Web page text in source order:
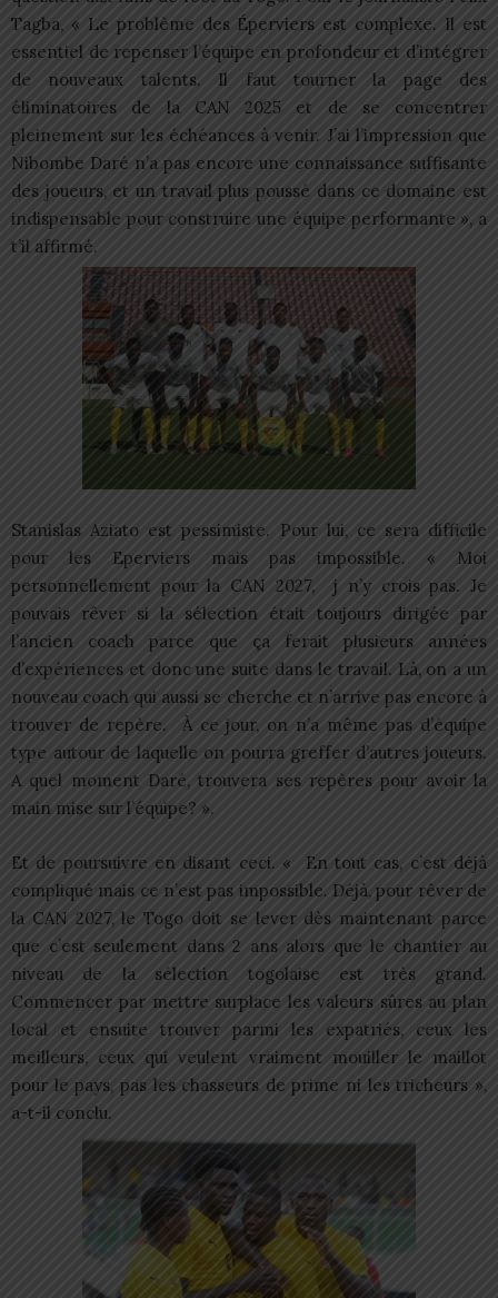
Tagba, « Le problème des Éperviers est complexe. Il est
essentiel de repenser l’équipe en profondeur et d’intégrer
de nouveaux talents. Il faut tourner la page des
éliminatoires de la CAN 2025 et de se concentrer
pleinement sur les échéances à venir. J’ai l’impression que
Nibombe Daré n’a pas encore une connaissance suffisante
des joueurs, et un travail plus poussé dans ce domaine est
indispensable pour construire une équipe performante », a
t’il affirmé.
Stanislas Aziato est pessimiste. Pour lui, ce sera difficile
pour les Eperviers mais pas impossible. « Moi
personnellement pour la CAN 2027, j n’y crois pas. Je
pouvais rêver si la sélection était toujours dirigée par
l’ancien coach parce que ça ferait plusieurs années
d’expériences et donc une suite dans le travail. Là, on a un
nouveau coach qui aussi se cherche et n’arrive pas encore à
trouver de repère. À ce jour, on n’a même pas d’équipe
type autour de laquelle on pourra greffer d’autres joueurs.
A quel moment Daré, trouvera ses repères pour avoir la
main mise sur l’équipe? ».
Et de poursuivre en disant ceci. « En tout cas, c’est déjà
compliqué mais ce n’est pas impossible. Déjà, pour rêver de
la CAN 2027, le Togo doit se lever dès maintenant parce
que c’est seulement dans 2 ans alors que le chantier au
niveau de la sélection togolaise est très grand.
Commencer par mettre surplace les valeurs sûres au plan
local et ensuite trouver parmi les expatriés, ceux les
meilleurs, ceux qui veulent vraiment mouiller le maillot
pour le pays, pas les chasseurs de prime ni les tricheurs »,
a-t-il conclu.